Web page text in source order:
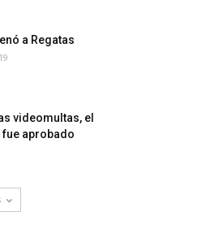
a Regatas
videomultas, el
fue aprobado